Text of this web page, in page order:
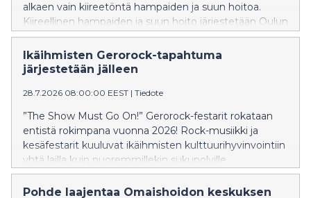
alkaen vain kiireetöntä hampaiden ja suun hoitoa.
Kiireellinen hampaiden ja suun hoito järjestetään Oulun
Dentopoliksessa.
Ikäihmisten Gerorock-tapahtuma
järjestetään jälleen
28.7.2026 08:00:00 EEST | Tiedote
”The Show Must Go On!” Gerorock-festarit rokataan
entistä rokimpana vuonna 2026! Rock-musiikki ja
kesäfestarit kuuluvat ikäihmisten kulttuurihyvinvointiin
yhtä lailla kuin nuoremmillekin sukupolville.
Pohde laajentaa Omaishoidon keskuksen